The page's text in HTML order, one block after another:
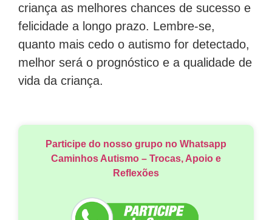
criança as melhores chances de sucesso e
felicidade a longo prazo. Lembre-se,
quanto mais cedo o autismo for detectado,
melhor será o prognóstico e a qualidade de
vida da criança.
Participe do nosso grupo no Whatsapp
Caminhos Autismo – Trocas, Apoio e
Reflexões